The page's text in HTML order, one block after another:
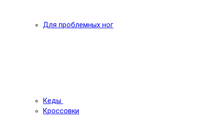
Для проблемных ног
Кеды
Кроссовки